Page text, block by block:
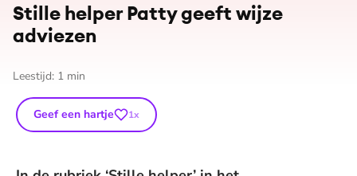
Stille helper Patty geeft wijze
adviezen
Leestijd: 1 min
Geef een hartje 1x